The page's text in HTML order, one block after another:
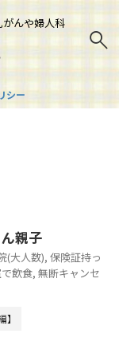
んや婦人科
シー
親子
(大人数), 保険証持っ
飲食, 無断キャンセ